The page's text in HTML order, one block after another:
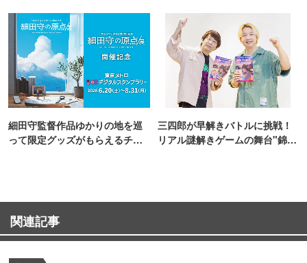
細田守監督作品ゆかりの地を巡
って限定グッズがもらえるチャ
三四郎が早解きバトルに挑戦！
リアル謎解きゲームの舞台"錦糸
関連記事